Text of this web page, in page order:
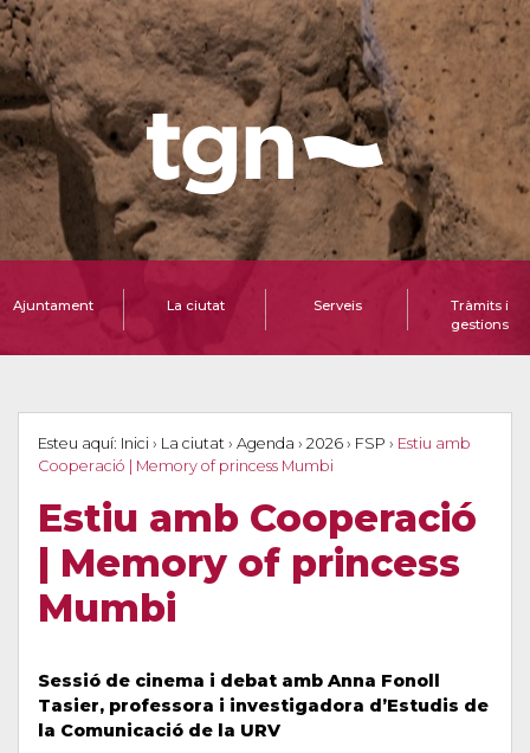
Ajuntament La ciutat Serveis
Tràmits i
gestions
Esteu aquí: Inici › La ciutat › Agenda › 2026 › FSP › Estiu amb
Cooperació | Memory of princess Mumbi
Estiu amb Cooperació
| Memory of princess
Mumbi
Sessió de cinema i debat amb Anna Fonoll
Tasier, professora i investigadora d’Estudis de
la Comunicació de la URV